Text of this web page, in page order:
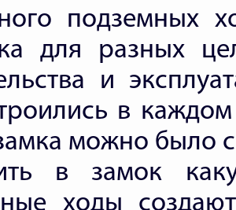
подземных
для разных
и
в
можно было
в замок
ходы